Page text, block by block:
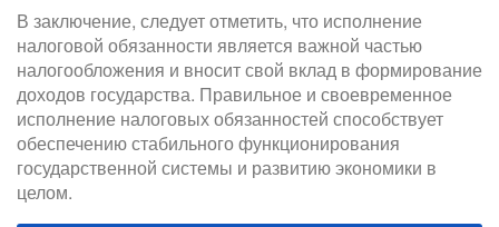
В заключение, следует отметить, что исполнение
налоговой обязанности является важной частью
налогообложения и вносит свой вклад в формирование
доходов государства. Правильное и своевременное
исполнение налоговых обязанностей способствует
обеспечению стабильного функционирования
государственной системы и развитию экономики в
целом.